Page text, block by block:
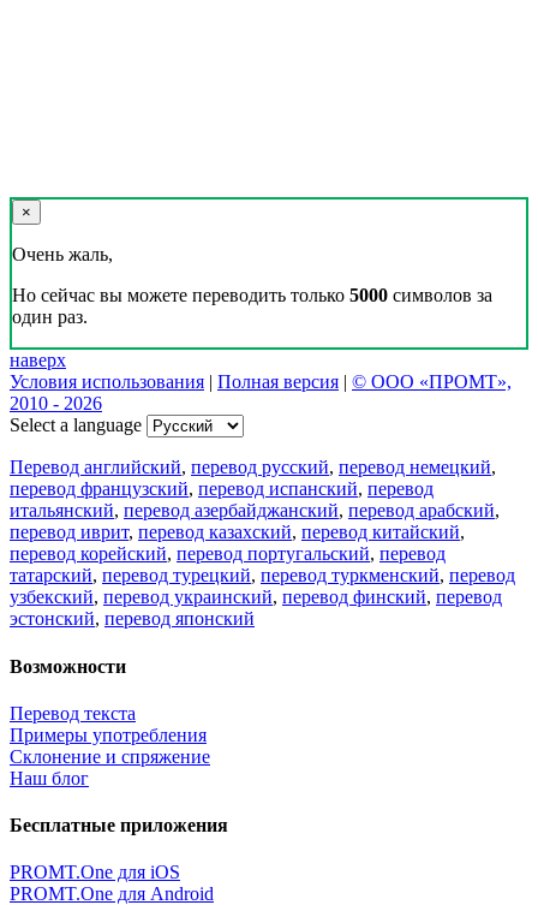
×
Очень жаль,
Но сейчас вы можете переводить только 5000 символов за
один раз.
наверх
Условия использования | Полная версия | © ООО «ПРОМТ»,
2010 - 2026
Select a language
Перевод английский, перевод русский, перевод немецкий,
перевод французский, перевод испанский, перевод
итальянский, перевод азербайджанский, перевод арабский,
перевод иврит, перевод казахский, перевод китайский,
перевод корейский, перевод португальский, перевод
татарский, перевод турецкий, перевод туркменский, перевод
узбекский, перевод украинский, перевод финский, перевод
эстонский, перевод японский
Возможности
Перевод текста
Примеры употребления
Склонение и спряжение
Наш блог
Бесплатные приложения
PROMT.One для iOS
PROMT.One для Android